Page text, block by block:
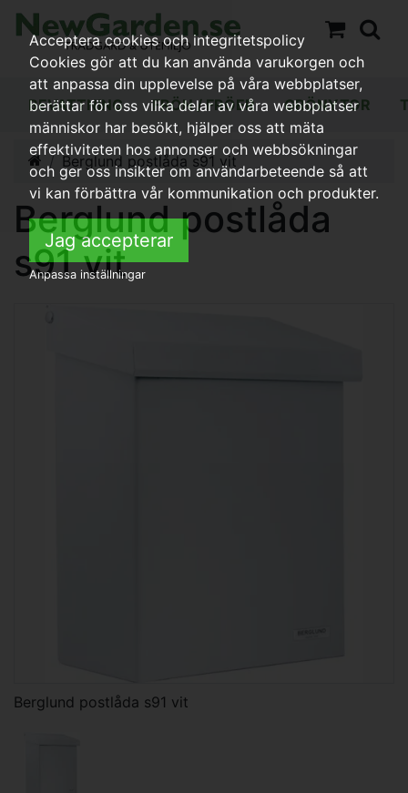
BEVATTNING FRÖN / FRÖER GRÖNYTOR
Berglund postlåda s91 vit
Berglund postlåda
s91 vit
Berglund postlåda s91 vit
Acceptera cookies och integritetspolicy
Cookies gör att du kan använda varukorgen och
att anpassa din upplevelse på våra webbplatser,
berättar för oss vilka delar av våra webbplatser
människor har besökt, hjälper oss att mäta
effektiviteten hos annonser och webbsökningar
och ger oss insikter om användarbeteende så att
vi kan förbättra vår kommunikation och produkter.
Jag accepterar
Anpassa inställningar